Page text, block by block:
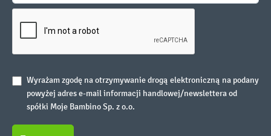
Wyrażam zgodę na otrzymywanie drogą elektroniczną na podany
powyżej adres e-mail informacji handlowej/newslettera od
spółki Moje Bambino Sp. z o.o.